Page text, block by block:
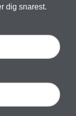
dig snarest.